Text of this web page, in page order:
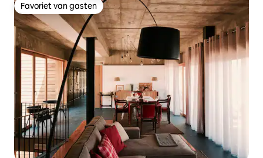
Favoriet van gasten
Favoriet van gasten